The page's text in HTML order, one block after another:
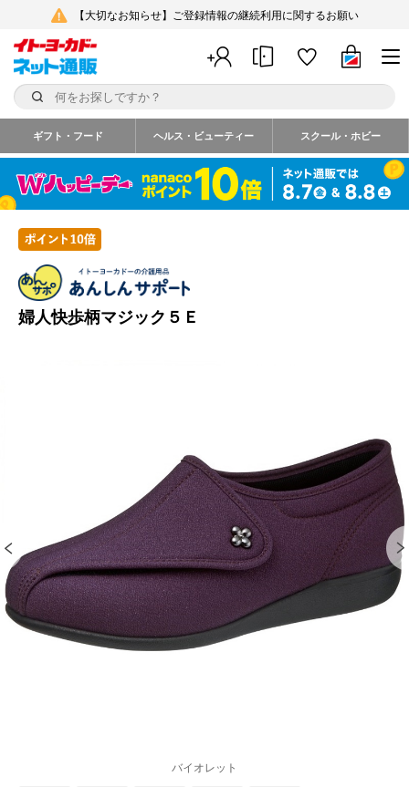
【大切なお知らせ】ご登録情報の継続利用に関するお願い
ギフト・フード ヘルス・ビューティー スクール・ホビー
婦人快歩柄マジック５Ｅ
バイオレット